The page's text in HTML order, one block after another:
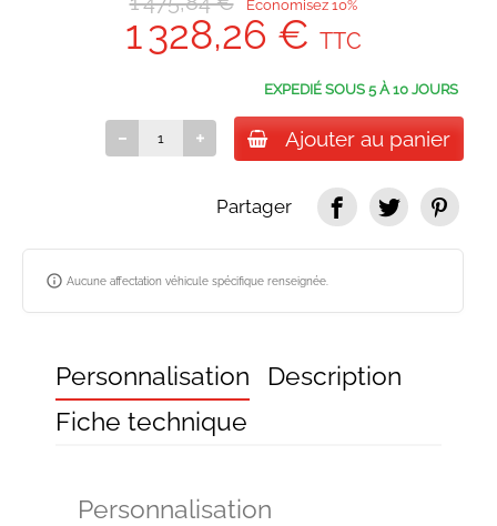
Économisez 10%
1 328,26 € TTC
EXPEDIÉ SOUS 5 À 10 JOURS
Ajouter au panier
Partager
info_outline Aucune affectation véhicule spécifique renseignée.
Personnalisation
Description
Fiche technique
Personnalisation